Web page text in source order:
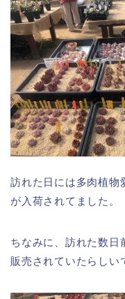
訪れた日には多肉植物
が入荷されてました。
ちなみに、訪れた数日
販売されていたらしい